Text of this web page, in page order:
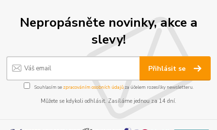
Nepropásněte novinky, akce a
slevy!
Přihlásit se
Souhlasím se zpracováním osobních údajůza účelem rozesílky newsletteru.
Můžete se kdykoli odhlásit. Zasíláme jednou za 14 dní.